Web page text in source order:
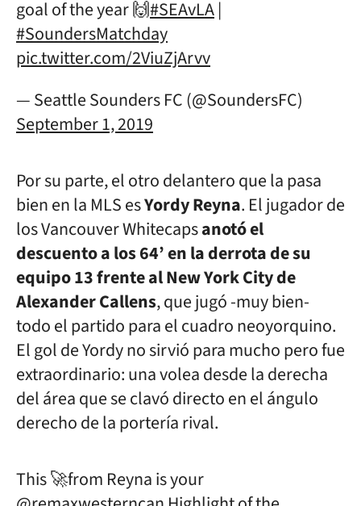
goal of the year 🙌#SEAvLA|
#SoundersMatchday
pic.twitter.com/2ViuZjArvv
— Seattle Sounders FC (@SoundersFC)
September 1, 2019
Por su parte, el otro delantero que la pasa
bien en la MLS esYordy Reyna. El jugador de
los Vancouver Whitecapsanotó el
descuento a los 64’ en la derrota de su
equipo 13 frente al New York City de
Alexander Callens, que jugó -muy bien-
todo el partido para el cuadro neoyorquino.
El gol de Yordy no sirvió para mucho pero fue
extraordinario: una volea desde la derecha
del área que se clavó directo en el ángulo
derecho de la portería rival.
This 🚀from Reyna is your